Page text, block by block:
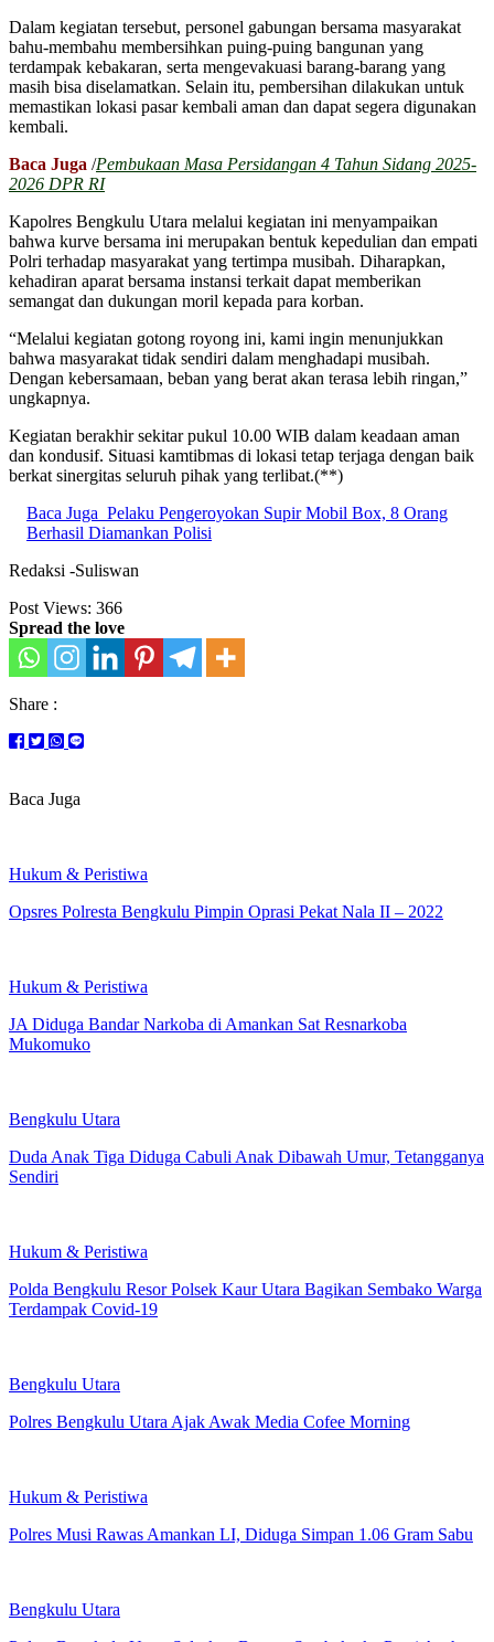
Dalam kegiatan tersebut, personel gabungan bersama masyarakat
bahu-membahu membersihkan puing-puing bangunan yang
terdampak kebakaran, serta mengevakuasi barang-barang yang
masih bisa diselamatkan. Selain itu, pembersihan dilakukan untuk
memastikan lokasi pasar kembali aman dan dapat segera digunakan
kembali.
Baca Juga /Pembukaan Masa Persidangan 4 Tahun Sidang 2025-
2026 DPR RI
Kapolres Bengkulu Utara melalui kegiatan ini menyampaikan
bahwa kurve bersama ini merupakan bentuk kepedulian dan empati
Polri terhadap masyarakat yang tertimpa musibah. Diharapkan,
kehadiran aparat bersama instansi terkait dapat memberikan
semangat dan dukungan moril kepada para korban.
“Melalui kegiatan gotong royong ini, kami ingin menunjukkan
bahwa masyarakat tidak sendiri dalam menghadapi musibah.
Dengan kebersamaan, beban yang berat akan terasa lebih ringan,”
ungkapnya.
Kegiatan berakhir sekitar pukul 10.00 WIB dalam keadaan aman
dan kondusif. Situasi kamtibmas di lokasi tetap terjaga dengan baik
berkat sinergitas seluruh pihak yang terlibat.(**)
Baca Juga Pelaku Pengeroyokan Supir Mobil Box, 8 Orang
Berhasil Diamankan Polisi
Redaksi -Suliswan
Post Views: 366
Spread the love
Share :
Baca Juga
Hukum & Peristiwa
Opsres Polresta Bengkulu Pimpin Oprasi Pekat Nala II – 2022
Hukum & Peristiwa
JA Diduga Bandar Narkoba di Amankan Sat Resnarkoba
Mukomuko
Bengkulu Utara
Duda Anak Tiga Diduga Cabuli Anak Dibawah Umur, Tetangganya
Sendiri
Hukum & Peristiwa
Polda Bengkulu Resor Polsek Kaur Utara Bagikan Sembako Warga
Terdampak Covid-19
Bengkulu Utara
Polres Bengkulu Utara Ajak Awak Media Cofee Morning
Hukum & Peristiwa
Polres Musi Rawas Amankan LI, Diduga Simpan 1.06 Gram Sabu
Bengkulu Utara